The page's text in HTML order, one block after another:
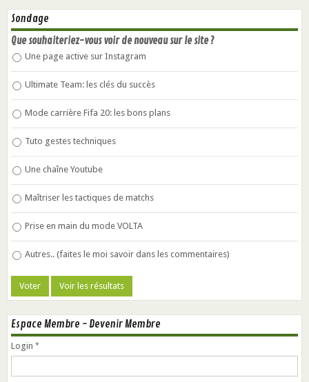
Sondage
Que souhaiteriez-vous voir de nouveau sur le site ?
Une page active sur Instagram
Ultimate Team: les clés du succès
Mode carrière Fifa 20: les bons plans
Tuto gestes techniques
Une chaîne Youtube
Maîtriser les tactiques de matchs
Prise en main du mode VOLTA
Autres.. (faites le moi savoir dans les commentaires)
Espace Membre - Devenir Membre
Login